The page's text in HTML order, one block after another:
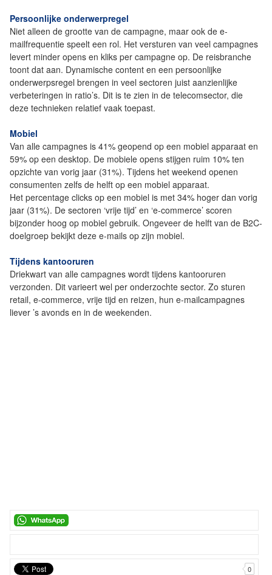
Persoonlijke onderwerpregel
Niet alleen de grootte van de campagne, maar ook de e-
mailfrequentie speelt een rol. Het versturen van veel campagnes
levert minder opens en kliks per campagne op. De reisbranche
toont dat aan. Dynamische content en een persoonlijke
onderwerpsregel brengen in veel sectoren juist aanzienlijke
verbeteringen in ratio’s. Dit is te zien in de telecomsector, die
deze technieken relatief vaak toepast.
Mobiel
Van alle campagnes is 41% geopend op een mobiel apparaat en
59% op een desktop. De mobiele opens stijgen ruim 10% ten
opzichte van vorig jaar (31%). Tijdens het weekend openen
consumenten zelfs de helft op een mobiel apparaat.
Het percentage clicks op een mobiel is met 34% hoger dan vorig
jaar (31%). De sectoren ‘vrije tijd’ en ‘e-commerce’ scoren
bijzonder hoog op mobiel gebruik. Ongeveer de helft van de B2C-
doelgroep bekijkt deze e-mails op zijn mobiel.
Tijdens kantooruren
Driekwart van alle campagnes wordt tijdens kantooruren
verzonden. Dit varieert wel per onderzochte sector. Zo sturen
retail, e-commerce, vrije tijd en reizen, hun e-mailcampagnes
liever ’s avonds en in de weekenden.
0